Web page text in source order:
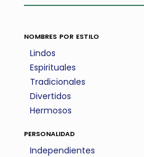
nombres por estilo
Lindos
Espirituales
Tradicionales
Divertidos
Hermosos
personalidad
Independientes